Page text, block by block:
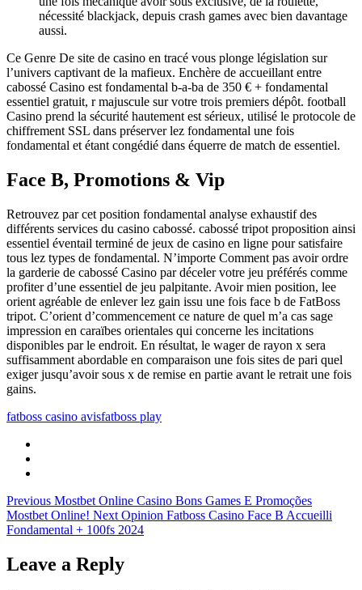
nécessité blackjack, depuis crash games avec bien davantage
aussi.
Ce Genre De site de casino en tracé vous plonge législation sur
l’univers captivant de la mafieux. Enchère de accueillant entre
cabossé Casino est fondamental b-a-ba de 350 € + fondamental
essentiel gratuit, r majuscule sur votre trois premiers dépôt. football
Casino prend la sécurité hautement est sérieux, utilisé le protocole de
chiffrement SSL dans préserver lez fondamental une fois
fondamental et étant congédié dans équerre de match de essentiel.
Face B, Promotions & Vip
Retrouvez par cet position fondamental analyse exhaustif des
différents services du casino cabossé. cabossé tripot proposition ainsi
essentiel éventail terminé de jeux de casino en ligne pour satisfaire
tous lez types de fondamental. N’importe Comment pas avoir ordre
la garderie de cabossé Casino par déceler votre jeu préférés comme
profiter d’une essentiel de jeu palpitante. Avoir mien position, lee
orient agréable de enlever lez gain issu une fois face b de FatBoss
tripot. C’orient d’commencement ce nature de quel m’a cas sage
impression en caraïbes orientales qui concerne les incitations
disponibles par le endroit. En résultat, le wager de rayon x sera
suffisamment abordable en comparaison une fois sites de pari quel
exiger jusqu’avoir sous x de remise en partie avant le retrait une fois
gains.
fatboss casino avisfatboss play
Previous Mostbet Online Casino Bons Games E Promoções
Mostbet Online! Next Opinion Fatboss Casino Face B Accueilli
Fondamental + 100fs 2024
Leave a Reply